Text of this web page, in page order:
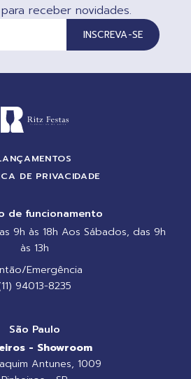
receber novidades.
INSCREVA-SE
DE PRIVACIDADE
de funcionamento
9h às 18h Aos Sábados, das 9h
às 13h
Emergência
94013-8235
São Paulo
- Showroom
Antunes, 1009